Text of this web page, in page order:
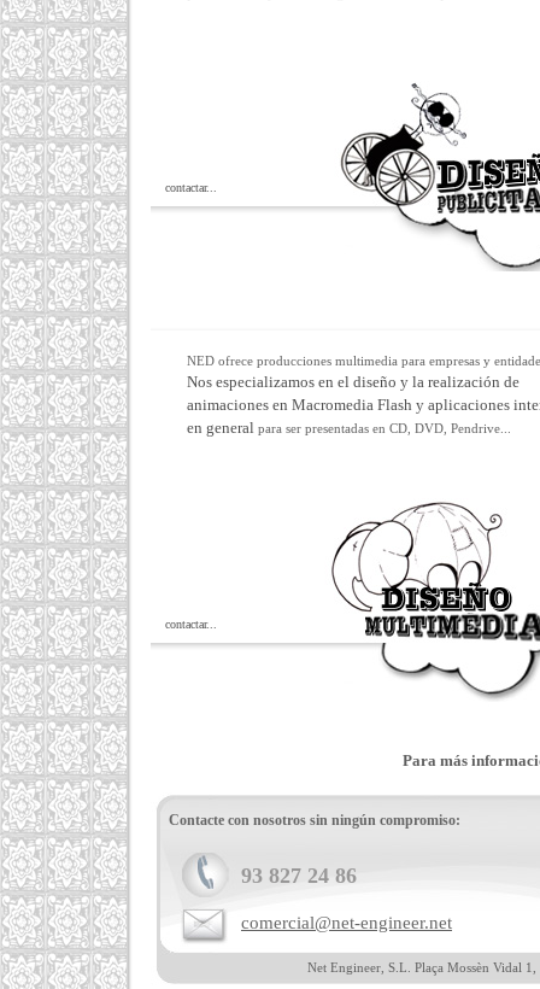
contactar...
NED ofrece producciones multimedia para empresas y
Nos especializamos en el diseño y la realización de
animaciones en Macromedia Flash y aplicaciones
en general para ser presentadas en CD, DVD, Pendrive...
contactar...
Para más
Contacte con nosotros sin ningún compromiso:
93 827 24 86
comercial@net-engineer.net
Net Engineer, S.L. Plaça Mossèn Vidal